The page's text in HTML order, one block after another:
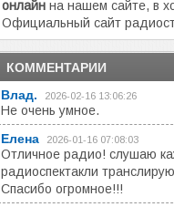
онлайн на нашем сайте, в
Официальный сайт
КОММЕНТАРИИ
Влад.
2026-02-16 13:06:26
Не очень умное.
Елена
2026-01-16 07:08:03
Отличное радио! слушаю
радиоспектакли
Спасибо огромное!!!